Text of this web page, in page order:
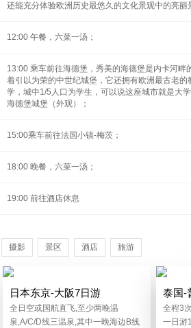
还能充分体验欧洲历史最悠久的文化景观中的亮丽
12:00 午餐，六菜一汤；
13:00 乘车前往海德堡，秀美的海德堡是内卡河畔
着引以为荣的中世纪城堡，它还拥有欧洲最古老
学，城中1/5人口为学生，可以说这座城市就是大
海德堡城堡（外观）；
15:00乘车前往法国小镇-梅茨；
18:00 晚餐，六菜一汤；
19:00 前往酒店休息
摄影 景区 酒店 旅游
日本东京-大阪7日游
全日空或国航直飞,至少两晚温
泉,A/C/D线三温泉,其中一晚海边B线
全程3
一日游